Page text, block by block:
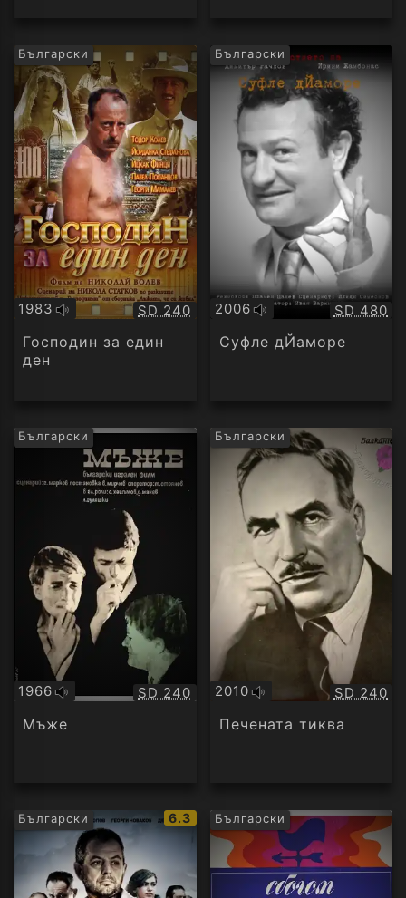
Български
1983
Оригинално
аудио
Качество:
SD 240
Господин за един
ден
Български
2006
Оригинално
аудио
SD 480
Суфле дЙаморе
Български
1966
Оригинално
аудио
Качество:
SD 240
Мъже
Български
2010
Оригинално
аудио
SD 240
Печената тиква
Български
IMDb
рейтинг:
6.3 Български